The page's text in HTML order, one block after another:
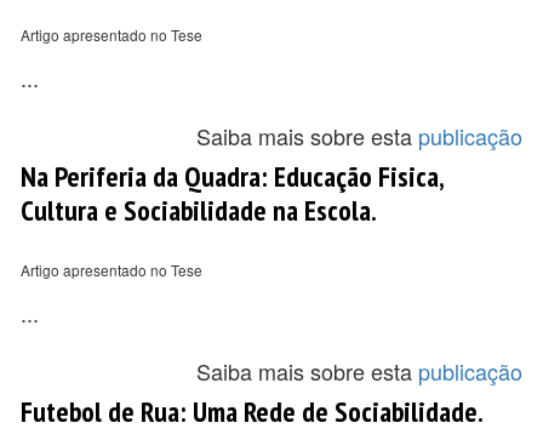
Artigo apresentado no Tese
...
Saiba mais sobre esta publicação
Na Periferia da Quadra: Educação Fisica,
Cultura e Sociabilidade na Escola.
Artigo apresentado no Tese
...
Saiba mais sobre esta publicação
Futebol de Rua: Uma Rede de Sociabilidade.